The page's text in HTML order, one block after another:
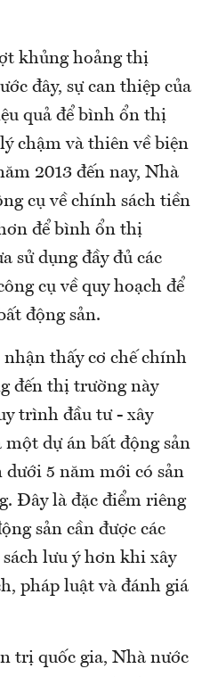
khủng hoảng thị
đây, sự can thiệp của
quả để bình ổn thị
chậm và thiên về biện
2013 đến nay, Nhà
cụ về chính sách tiền
để bình ổn thị
sử dụng đầy đủ các
cụ về quy hoạch để
động sản.
thấy cơ chế chính
đến thị trường này
trình đầu tư - xây
dự án bất động sản
5 năm mới có sản
Đây là đặc điểm riêng
sản cần được các
lưu ý hơn khi xây
pháp luật và đánh giá
trị quốc gia, Nhà nước